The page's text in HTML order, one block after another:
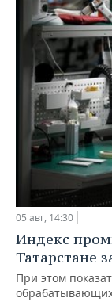
05 авг, 14:30
Индекс
Татарстане
При этом